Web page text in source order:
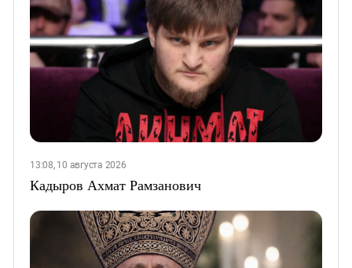
13:08, 10 августа 2026
Кадыров Ахмат Рамзанович